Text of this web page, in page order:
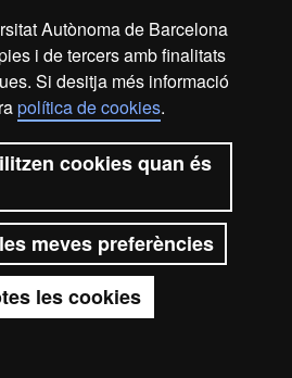
Autònoma de Barcelona
i de tercers amb finalitats
Si desitja més informació
política de cookies.
cookies quan és
meves preferències
les cookies
Tens dubtes?
de dades
Sobre el web
Mapa del web UAB
Autònoma de